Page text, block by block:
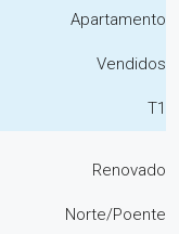
Apartamento
Vendidos
T1
Renovado
Norte/Poente